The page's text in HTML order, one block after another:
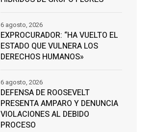
EXPROCURADOR: “HA VUELTO EL
ESTADO QUE VULNERA LOS
DERECHOS HUMANOS»
6 agosto, 2026
DEFENSA DE ROOSEVELT
PRESENTA AMPARO Y DENUNCIA
VIOLACIONES AL DEBIDO
PROCESO
6 agosto, 2026